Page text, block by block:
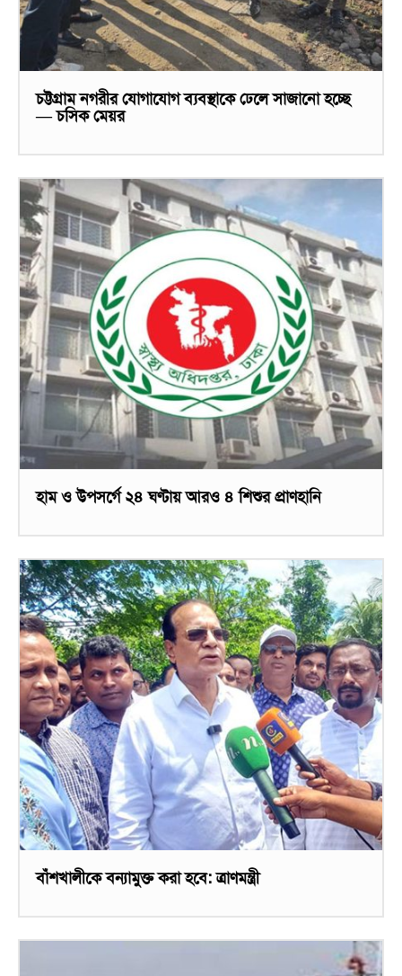
চট্টগ্রাম নগরীর যোগাযোগ ব্যবস্থাকে ঢেলে সাজানো হচ্ছে
— চসিক মেয়র
হাম ও উপসর্গে ২৪ ঘণ্টায় আরও ৪ শিশুর প্রাণহানি
বাঁশখালীকে বন্যামুক্ত করা হবে: ত্রাণমন্ত্রী